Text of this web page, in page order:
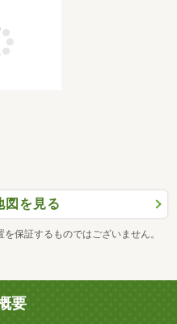
図を見る
保証するものではございません。
要